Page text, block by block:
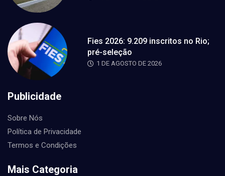
Fies 2026: 9.209 inscritos no Rio;
pré-seleção
1 DE AGOSTO DE 2026
Publicidade
Sobre Nós
Política de Privacidade
Termos e Condições
Mais Categoria